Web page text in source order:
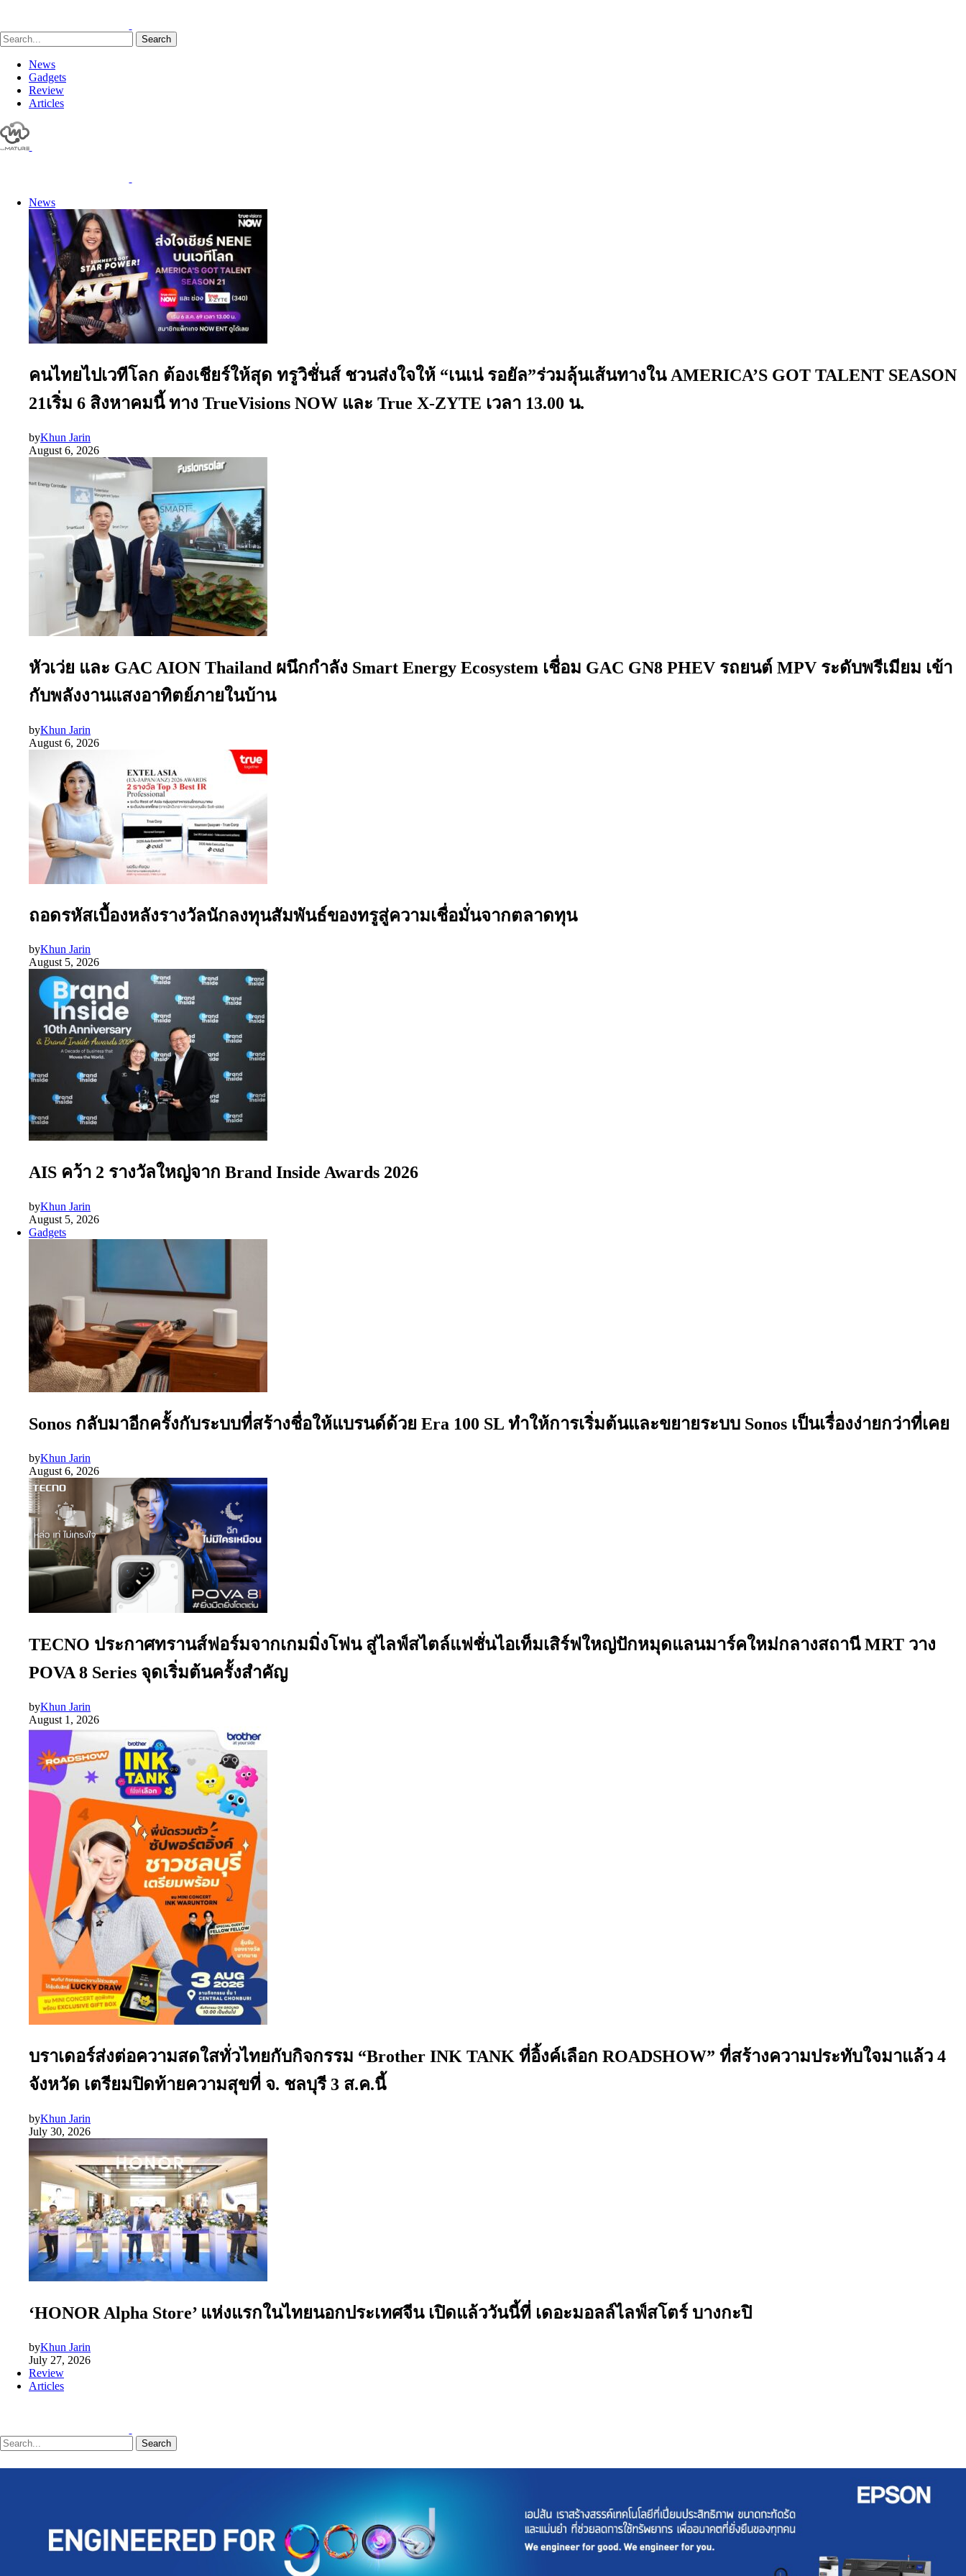
Search
News
Gadgets
Review
Articles
News
คนไทยไปเวทีโลก ต้องเชียร์ให้สุด ทรูวิชั่นส์ ชวนส่งใจให้ “เนเน่ รอยัล”ร่วมลุ้นเส้นทางใน AMERICA’S GOT TALENT SEASON
21เริ่ม 6 สิงหาคมนี้ ทาง TrueVisions NOW และ True X-ZYTE เวลา 13.00 น.
byKhun Jarin
August 6, 2026
หัวเว่ย และ GAC AION Thailand ผนึกกำลัง Smart Energy Ecosystem เชื่อม GAC GN8 PHEV รถยนต์ MPV ระดับพรีเมียม เข้า
กับพลังงานแสงอาทิตย์ภายในบ้าน
byKhun Jarin
August 6, 2026
ถอดรหัสเบื้องหลังรางวัลนักลงทุนสัมพันธ์ของทรูสู่ความเชื่อมั่นจากตลาดทุน
byKhun Jarin
August 5, 2026
AIS คว้า 2 รางวัลใหญ่จาก Brand Inside Awards 2026
byKhun Jarin
August 5, 2026
Gadgets
Sonos กลับมาอีกครั้งกับระบบที่สร้างชื่อให้แบรนด์ด้วย Era 100 SL ทำให้การเริ่มต้นและขยายระบบ Sonos เป็นเรื่องง่ายกว่าที่เคย
byKhun Jarin
August 6, 2026
TECNO ประกาศทรานส์ฟอร์มจากเกมมิ่งโฟน สู่ไลฟ์สไตล์แฟชั่นไอเท็มเสิร์ฟใหญ่ปักหมุดแลนมาร์คใหม่กลางสถานี MRT วาง
POVA 8 Series จุดเริ่มต้นครั้งสำคัญ
byKhun Jarin
August 1, 2026
บราเดอร์ส่งต่อความสดใสทั่วไทยกับกิจกรรม “Brother INK TANK ที่อิ้งค์เลือก ROADSHOW” ที่สร้างความประทับใจมาแล้ว 4
จังหวัด เตรียมปิดท้ายความสุขที่ จ. ชลบุรี 3 ส.ค.นี้
byKhun Jarin
July 30, 2026
‘HONOR Alpha Store’ แห่งแรกในไทยนอกประเทศจีน เปิดแล้ววันนี้ที่ เดอะมอลล์ไลฟ์สโตร์ บางกะปิ
byKhun Jarin
July 27, 2026
Review
Articles
Search